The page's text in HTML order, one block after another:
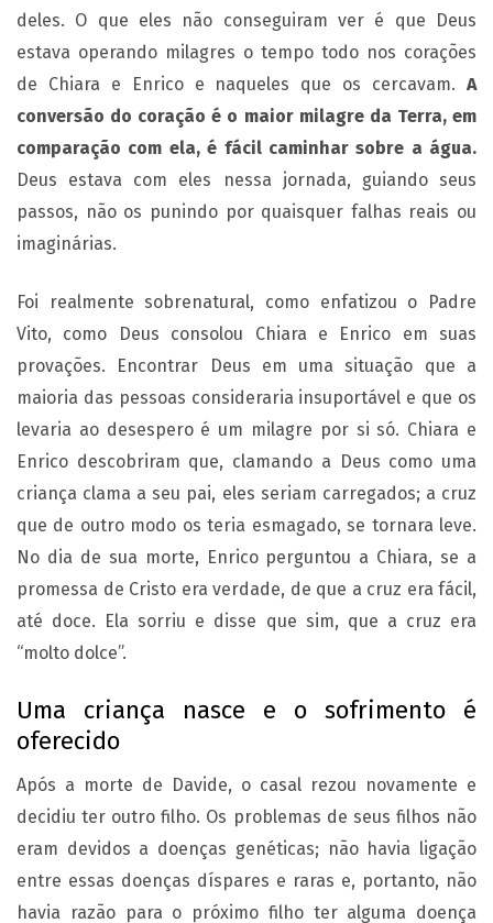
deles. O que eles não conseguiram ver é que Deus
estava operando milagres o tempo todo nos corações
de Chiara e Enrico e naqueles que os cercavam. A
conversão do coração é o maior milagre da Terra, em
comparação com ela, é fácil caminhar sobre a água.
Deus estava com eles nessa jornada, guiando seus
passos, não os punindo por quaisquer falhas reais ou
imaginárias.
Foi realmente sobrenatural, como enfatizou o Padre
Vito, como Deus consolou Chiara e Enrico em suas
provações. Encontrar Deus em uma situação que a
maioria das pessoas consideraria insuportável e que os
levaria ao desespero é um milagre por si só. Chiara e
Enrico descobriram que, clamando a Deus como uma
criança clama a seu pai, eles seriam carregados; a cruz
que de outro modo os teria esmagado, se tornara leve.
No dia de sua morte, Enrico perguntou a Chiara, se a
promessa de Cristo era verdade, de que a cruz era fácil,
até doce. Ela sorriu e disse que sim, que a cruz era
“molto dolce”.
Uma criança nasce e o sofrimento é
oferecido
Após a morte de Davide, o casal rezou novamente e
decidiu ter outro filho. Os problemas de seus filhos não
eram devidos a doenças genéticas; não havia ligação
entre essas doenças díspares e raras e, portanto, não
havia razão para o próximo filho ter alguma doença